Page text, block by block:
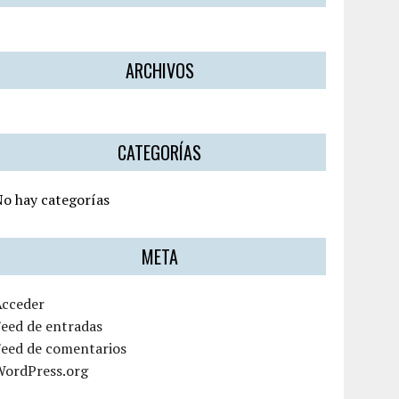
ARCHIVOS
CATEGORÍAS
hay categorías
META
de entradas
de comentarios